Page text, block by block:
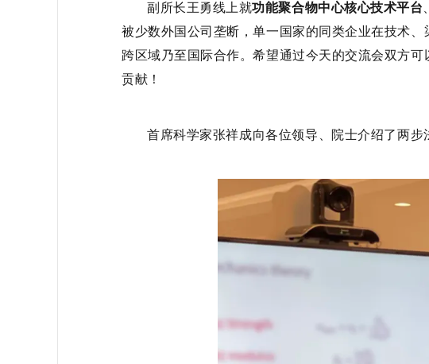
副所长王勇线上就功能聚合物中心核心技术平台
被少数外国公司垄断，单一国家的同类企业在技术
跨区域乃至国际合作。希望通过今天的交流会双方
贡献！
首席科学家张祥成向各位领导、院士介绍了两步